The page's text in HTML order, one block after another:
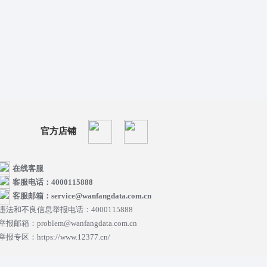
官方店铺
在线客服
客服电话：4000115888
客服邮箱：service@wanfangdata.com.cn
法和不良信息举报电话：4000115888
报邮箱：problem@wanfangdata.com.cn
报专区：https://www.12377.cn/